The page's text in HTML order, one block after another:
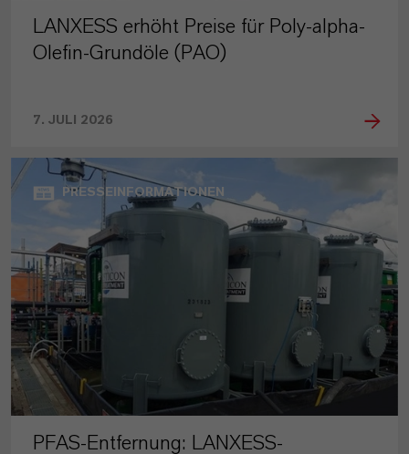
LANXESS erhöht Preise für Poly-alpha-
Olefin-Grundöle (PAO)
7. JULI 2026
PRESSEINFORMATIONEN
PFAS-Entfernung: LANXESS-